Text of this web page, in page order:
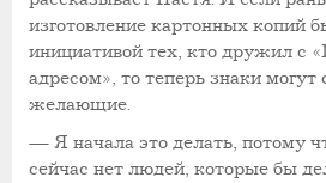
изготовление картонных копий
инициативой тех, кто дружил с
адресом», то теперь знаки могут
желающие.
— Я начала это делать, потому
сейчас нет людей, которые бы